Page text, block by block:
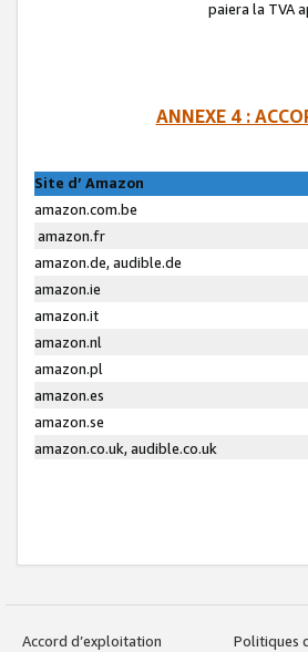
paiera la TVA
ANNEXE 4 :
Site d’ Amazon
amazon.com.be
amazon.fr
amazon.de, audible.de
amazon.ie
amazon.it
amazon.nl
amazon.pl
amazon.es
amazon.se
amazon.co.uk, audible.co.uk
Accord d’exploitation
Politiques